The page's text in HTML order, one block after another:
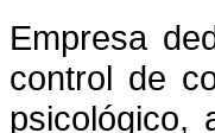
Empresa
control de
psicológico,